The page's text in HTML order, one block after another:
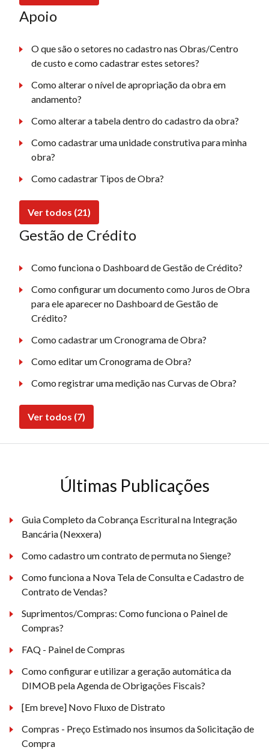
Apoio
O que são o setores no cadastro nas Obras/Centro
de custo e como cadastrar estes setores?
Como alterar o nível de apropriação da obra em
andamento?
Como alterar a tabela dentro do cadastro da obra?
Como cadastrar uma unidade construtiva para minha
obra?
Como cadastrar Tipos de Obra?
Ver todos (21)
Gestão de Crédito
Como funciona o Dashboard de Gestão de Crédito?
Como configurar um documento como Juros de Obra
para ele aparecer no Dashboard de Gestão de
Crédito?
Como cadastrar um Cronograma de Obra?
Como editar um Cronograma de Obra?
Como registrar uma medição nas Curvas de Obra?
Ver todos (7)
Últimas Publicações
Guia Completo da Cobrança Escritural na Integração
Bancária (Nexxera)
Como cadastro um contrato de permuta no Sienge?
Como funciona a Nova Tela de Consulta e Cadastro de
Contrato de Vendas?
Suprimentos/Compras: Como funciona o Painel de
Compras?
FAQ - Painel de Compras
Como configurar e utilizar a geração automática da
DIMOB pela Agenda de Obrigações Fiscais?
[Em breve] Novo Fluxo de Distrato
Compras - Preço Estimado nos insumos da Solicitação de
Compra